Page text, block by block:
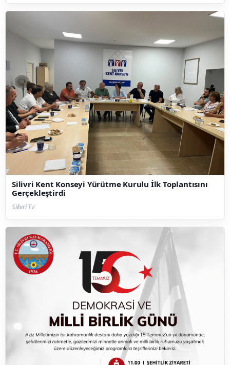
Silivri Kent Konseyi Yürütme Kurulu İlk Toplantısını
Gerçekleştirdi
Silivri Tv